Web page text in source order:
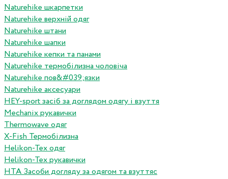
Naturehike шкарпетки
Naturehike верхній одяг
Naturehike штани
Naturehike шапки
Naturehike кепки та панами
Naturehike термобілизна чоловіча
Naturehike пов&#039;язки
Naturehike аксесуари
HEY-sport засіб за доглядом одягу і взуття
Mechanix рукавички
Thermowave одяг
X-Fish Термобілизна
Helikon-Tex одяг
Helikon-Tex рукавички
HTA Засоби догляду за одягом та взуттяс